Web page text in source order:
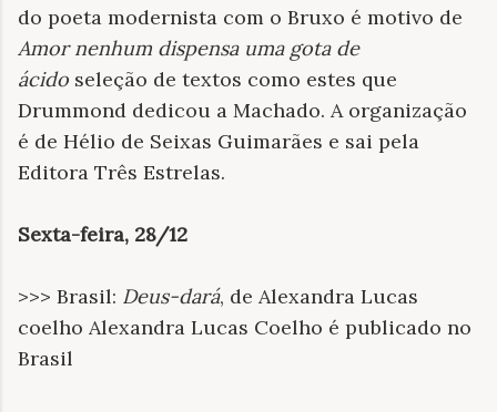
do poeta modernista com o Bruxo é motivo de
Amor nenhum dispensa uma gota de
ácido seleção de textos como estes que
Drummond dedicou a Machado. A organização
é de Hélio de Seixas Guimarães e sai pela
Editora Três Estrelas.
Sexta-feira, 28/12
>>> Brasil: Deus-dará, de Alexandra Lucas
coelho Alexandra Lucas Coelho é publicado no
Brasil